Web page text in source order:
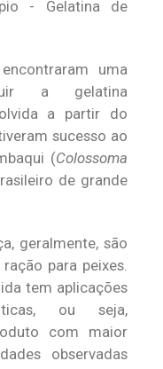
uma
a gelatina
a partir do
sucesso ao
(Colossoma
de grande
geralmente, são
para peixes.
tem aplicações
ou seja,
com maior
observadas